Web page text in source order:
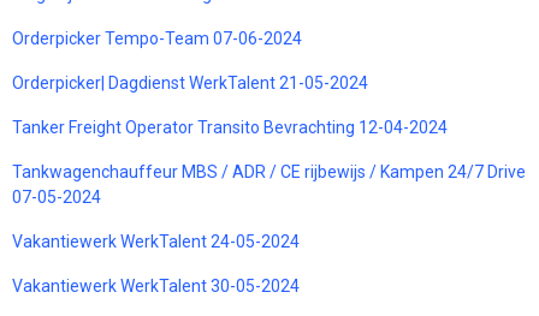
Orderpicker Tempo-Team 07-06-2024
Orderpicker| Dagdienst WerkTalent 21-05-2024
Tanker Freight Operator Transito Bevrachting 12-04-2024
Tankwagenchauffeur MBS / ADR / CE rijbewijs / Kampen 24/7 Drive
07-05-2024
Vakantiewerk WerkTalent 24-05-2024
Vakantiewerk WerkTalent 30-05-2024